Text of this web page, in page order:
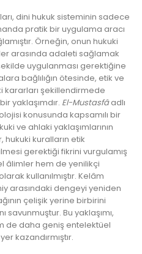
dini hukuk sisteminin sadece
pratik bir uygulama aracı
Örneğin, onun hukuki
arasında adaleti sağlamak
uygulanması gerektiğine
bağlılığın ötesinde, etik ve
kararları şekillendirmede
yaklaşımdır. El-Mustasfâadlı
konusunda kapsamılı bir
ve ahlaki yaklaşımlarının
kuralların etik
gerektiği fikrini vurgulamış
âlimler hem de yenilikçi
kullanılmıştır. Kelâm
arasındaki dengeyi yeniden
çelişik yerine birbirini
savunmuştur. Bu yaklaşımı,
de daha geniş entelektüel
kazandırmıştır.